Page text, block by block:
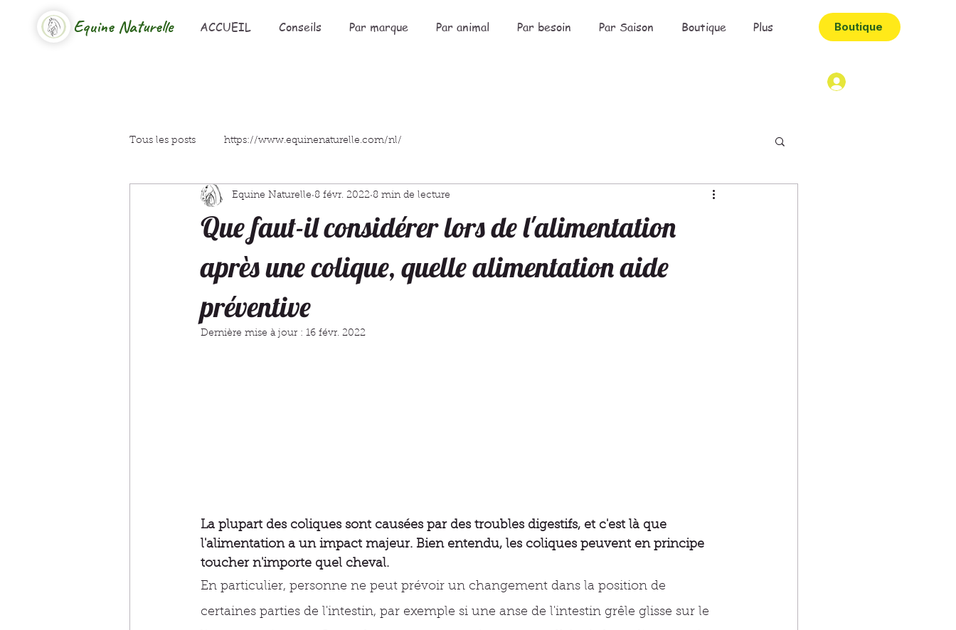
Equine Naturelle ACCUEIL Conseils Par marque Par animal Par besoin Par Saison Boutique Plus Boutique
Tous les posts https://www.equinenaturelle.com/nl/
Que faut-il considérer lors de l'alimentation
après une colique, quelle alimentation aide
préventive
Equine Naturelle 8 févr. 2022 8 min de lecture
Dernière mise à jour : 16 févr. 2022
La plupart des coliques sont causées par des troubles digestifs, et c'est là que
l'alimentation a un impact majeur. Bien entendu, les coliques peuvent en principe
toucher n'importe quel cheval.
En particulier, personne ne peut prévoir un changement dans la position de
certaines parties de l'intestin, par exemple si une anse de l'intestin grêle glisse sur le